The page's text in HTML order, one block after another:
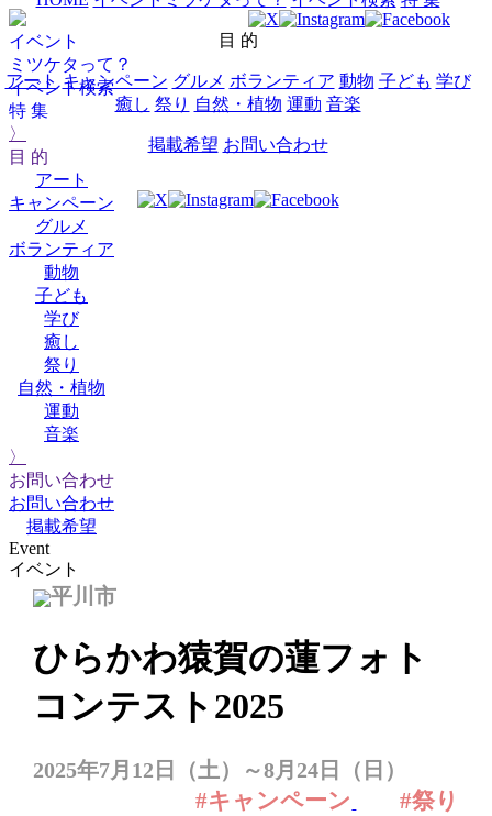
イベント
ミツケタって？
イベント検索
特 集
〉
目 的
アート
キャンペーン
グルメ
ボランティア
動物
子ども
学び
癒し
祭り
自然・植物
運動
音楽
〉
お問い合わせ
お問い合わせ
掲載希望
目 的
アート キャンペーン グルメ ボランティア 動物 子ども 学び
癒し 祭り 自然・植物 運動 音楽
掲載希望 お問い合わせ
Event
イベント
平川市
ひらかわ猿賀の蓮フォト
コンテスト2025
2025年7月12日（土）～8月24日（日）
#キャンペーン
#祭り